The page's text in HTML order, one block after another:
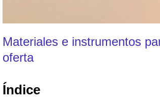
Materiales e instrumentos
oferta
Índice